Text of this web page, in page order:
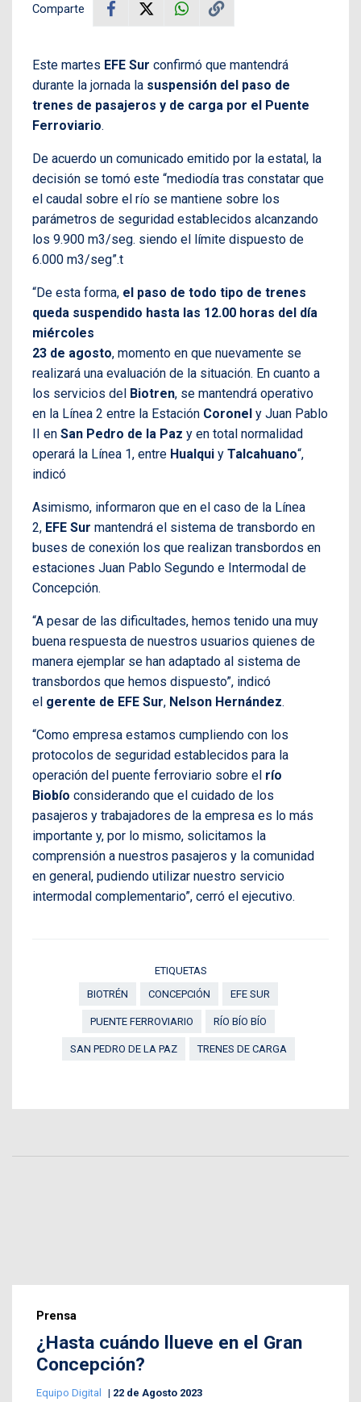
Comparte
Este martes EFE Sur confirmó que mantendrá
durante la jornada la suspensión del paso de
trenes de pasajeros y de carga por el Puente
Ferroviario.
De acuerdo un comunicado emitido por la estatal, la
decisión se tomó este “mediodía tras constatar que
el caudal sobre el río se mantiene sobre los
parámetros de seguridad establecidos alcanzando
los 9.900 m3/seg. siendo el límite dispuesto de
6.000 m3/seg”.t
“De esta forma, el paso de todo tipo de trenes
queda suspendido hasta las 12.00 horas del día
miércoles
23 de agosto, momento en que nuevamente se
realizará una evaluación de la situación. En cuanto a
los servicios del Biotren, se mantendrá operativo
en la Línea 2 entre la Estación Coronel y Juan Pablo
II en San Pedro de la Paz y en total normalidad
operará la Línea 1, entre Hualqui y Talcahuano“,
indicó
Asimismo, informaron que en el caso de la Línea
2, EFE Sur mantendrá el sistema de transbordo en
buses de conexión los que realizan transbordos en
estaciones Juan Pablo Segundo e Intermodal de
Concepción.
“A pesar de las dificultades, hemos tenido una muy
buena respuesta de nuestros usuarios quienes de
manera ejemplar se han adaptado al sistema de
transbordos que hemos dispuesto”, indicó
el gerente de EFE Sur, Nelson Hernández.
“Como empresa estamos cumpliendo con los
protocolos de seguridad establecidos para la
operación del puente ferroviario sobre el río
Biobío considerando que el cuidado de los
pasajeros y trabajadores de la empresa es lo más
importante y, por lo mismo, solicitamos la
comprensión a nuestros pasajeros y la comunidad
en general, pudiendo utilizar nuestro servicio
intermodal complementario”, cerró el ejecutivo.
ETIQUETAS
BIOTRÉN
CONCEPCIÓN EFE SUR
PUENTE FERROVIARIO RÍO BÍO BÍO
SAN PEDRO DE LA PAZ TRENES DE CARGA
Prensa
¿Hasta cuándo llueve en el Gran
Concepción?
Equipo Digital 22 de Agosto 2023